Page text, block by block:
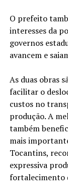
O prefeito
interesses da
governos
avancem e
As duas obras
facilitar o
custos no
produção. A
também
mais
Tocantins,
expressiva
fortalecimento